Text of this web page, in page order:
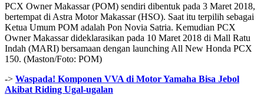
PCX Owner Makassar (POM) sendiri dibentuk pada 3 Maret 2018,
bertempat di Astra Motor Makassar (HSO). Saat itu terpilih sebagai
Ketua Umum POM adalah Pon Novia Satria. Kemudian PCX
Owner Makassar dideklarasikan pada 10 Maret 2018 di Mall Ratu
Indah (MARI) bersamaan dengan launching All New Honda PCX
150. (Maston/Foto: POM)
-> Waspada! Komponen VVA di Motor Yamaha Bisa Jebol
Akibat Riding Ugal-ugalan